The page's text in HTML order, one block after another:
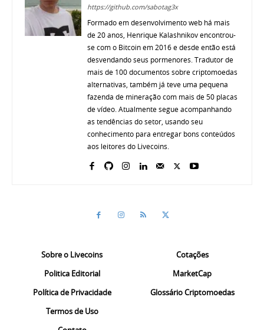
https://github.com/sabotag3x
Formado em desenvolvimento web há mais
de 20 anos, Henrique Kalashnikov encontrou-
se com o Bitcoin em 2016 e desde então está
desvendando seus pormenores. Tradutor de
mais de 100 documentos sobre criptomoedas
alternativas, também já teve uma pequena
fazenda de mineração com mais de 50 placas
de vídeo. Atualmente segue acompanhando
as tendências do setor, usando seu
conhecimento para entregar bons conteúdos
aos leitores do Livecoins.
Sobre o Livecoins
Politica Editorial
Política de Privacidade
Termos de Uso
Cotações
MarketCap
Glossário Criptomoedas